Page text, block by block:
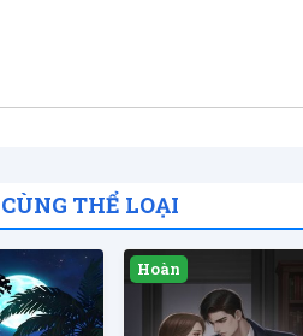
THỂ LOẠI